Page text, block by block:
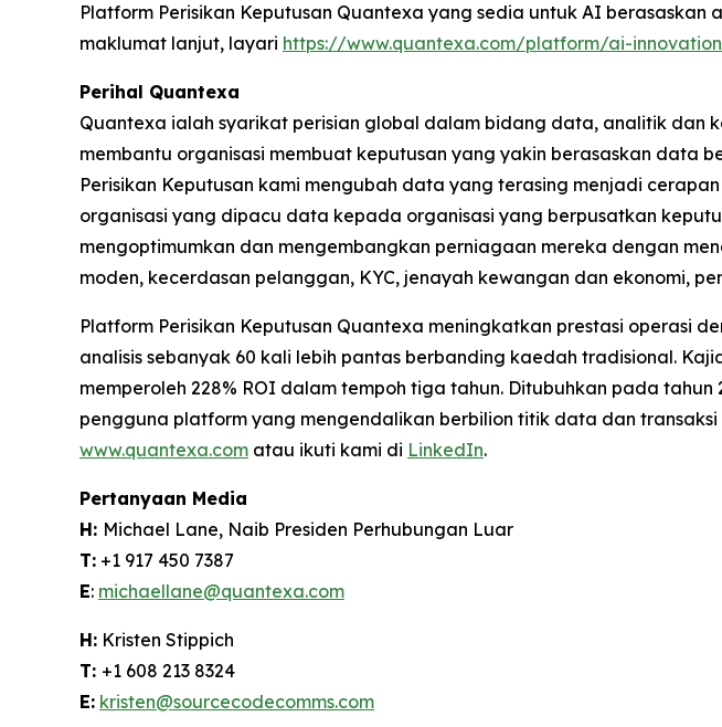
Platform Perisikan Keputusan Quantexa yang sedia untuk AI
maklumat lanjut, layari https://www.quantexa.com/platform/ai-
Perihal Quantexa
Quantexa ialah syarikat perisian global dalam bidang data, analitik dan
membantu organisasi membuat keputusan yang yakin berasaskan data
Perisikan Keputusan kami mengubah data yang terasing menjadi
organisasi yang dipacu data kepada organisasi yang berpusatkan
mengoptimumkan dan mengembangkan perniagaan mereka dengan
moden, kecerdasan pelanggan, KYC, jenayah kewangan dan ekonomi,
Platform Perisikan Keputusan Quantexa meningkatkan prestasi operasi
analisis sebanyak 60 kali lebih pantas berbanding kaedah tradisional.
memperoleh 228% ROI dalam tempoh tiga tahun. Ditubuhkan pada
pengguna platform yang mengendalikan berbilion titik data dan
www.quantexa.com atau ikuti kami di LinkedIn.
Pertanyaan Media
H: Michael Lane, Naib Presiden Perhubungan Luar
T: +1 917 450 7387
E: michaellane@quantexa.com
H: Kristen Stippich
T: +1 608 213 8324
E: kristen@sourcecodecomms.com